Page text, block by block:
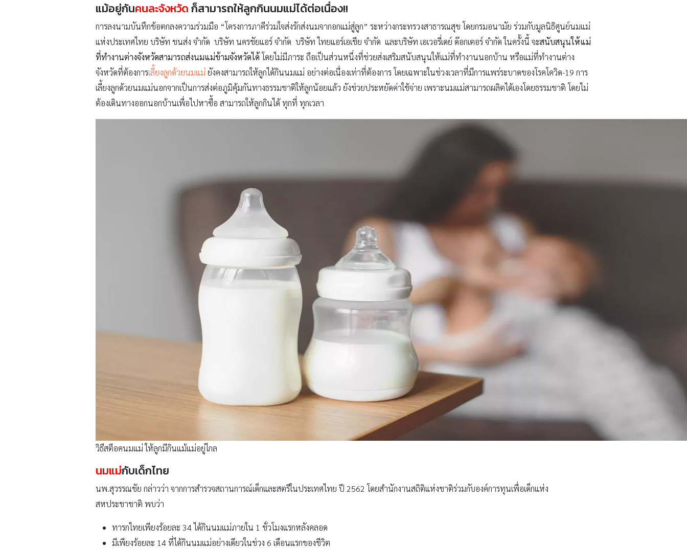
แม้อยู่กันคนละจังหวัดก็สามารถให้ลูกกินนมแม่ได้ต่อเนื่อง!!
การลงนามบันทึกข้อตกลงความร่วมมือ “โครงการภาคีร่วมใจส่งรักส่งนมจากอกแม่สู่ลูก” ระหว่างกระทรวงสาธารณสุข โดยกรมอนามัย ร่วมกับมูลนิธิศูนย์นมแม่
แห่งประเทศไทย บริษัท ขนส่ง จำกัด บริษัท นครชัยแอร์ จำกัด บริษัท ไทยแอร์เอเชีย จำกัด และบริษัท เอเวอรี่เดย์ ด๊อกเตอร์ จำกัด ในครั้งนี้ จะสนับสนุนให้แม่
ที่ทำงานต่างจังหวัดสามารถส่งนมแม่ข้ามจังหวัดได้ โดยไม่มีภาระ ถือเป็นส่วนหนึ่งที่ช่วยส่งเสริมสนับสนุนให้แม่ที่ทำงานนอกบ้าน หรือแม่ที่ทำงานต่าง
จังหวัดที่ต้องการเลี้ยงลูกด้วยนมแม่ ยังคงสามารถให้ลูกได้กินนมแม่ อย่างต่อเนื่องเท่าที่ต้องการ โดยเฉพาะในช่วงเวลาที่มีการแพร่ระบาดของโรคโควิด-19 การ
เลี้ยงลูกด้วยนมแม่นอกจากเป็นการส่งต่อภูมิคุ้มกันทางธรรมชาติให้ลูกน้อยแล้ว ยังช่วยประหยัดค่าใช้จ่าย เพราะนมแม่สามารถผลิตได้เองโดยธรรมชาติ โดยไม่
ต้องเดินทางออกนอกบ้านเพื่อไปหาซื้อ สามารถให้ลูกกินได้ ทุกที่ ทุกเวลา
วิธีสตีอคนมแม่ ให้ลูกมีกินแม้แม่อยู่ไกล
นมแม่กับเด็กไทย
นพ.สุวรรณชัย กล่าวว่า จากการสำรวจสถานการณ์เด็กและสตรีในประเทศไทย ปี 2562 โดยสำนักงานสถิติแห่งชาติร่วมกับองค์การทุนเพื่อเด็กแห่ง
สหประชาชาติ พบว่า
ทารกไทยเพียงร้อยละ 34 ได้กินนมแม่ภายใน 1 ชั่วโมงแรกหลังคลอด
มีเพียงร้อยละ 14 ที่ได้กินนมแม่อย่างเดียวในช่วง 6 เดือนแรกของชีวิต